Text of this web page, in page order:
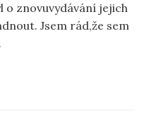
o znovuvydávání jejich
Jsem rád,že sem